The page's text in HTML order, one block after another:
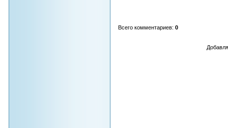
Всего комментариев: 0